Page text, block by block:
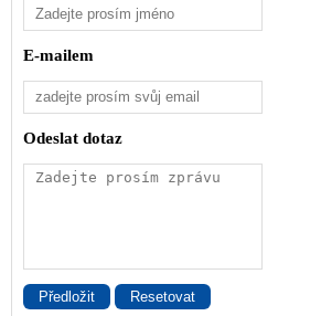
E-mailem
Odeslat dotaz
Předložit Resetovat